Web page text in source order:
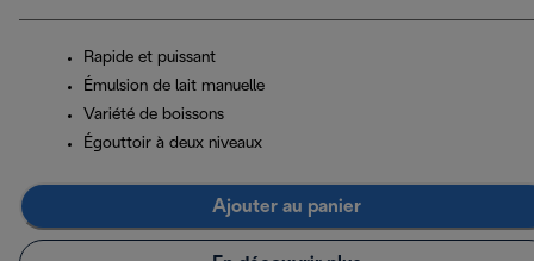
Rapide et puissant
Émulsion de lait manuelle
Variété de boissons
Égouttoir à deux niveaux
Ajouter au panier